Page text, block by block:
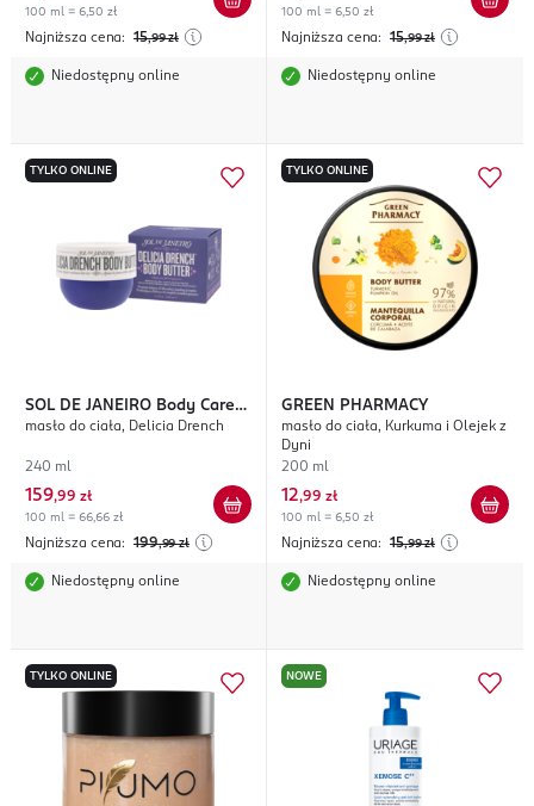
100 ml = 6,50 zł
Najniższa cena: 15,99 zł
Niedostępny online
100 ml = 6,50 zł
Najniższa cena: 15,99 zł
Niedostępny online
TYLKO ONLINE
SOL DE JANEIRO Body Care
Body Butter
masło do ciała, Delicia Drench
240 ml
159,99 zł
100 ml = 66,66 zł
Najniższa cena: 199,99 zł
Niedostępny online
TYLKO ONLINE
GREEN PHARMACY
masło do ciała, Kurkuma i Olejek z
Dyni
200 ml
12,99 zł
100 ml = 6,50 zł
Najniższa cena: 15,99 zł
Niedostępny online
TYLKO ONLINE NOWE